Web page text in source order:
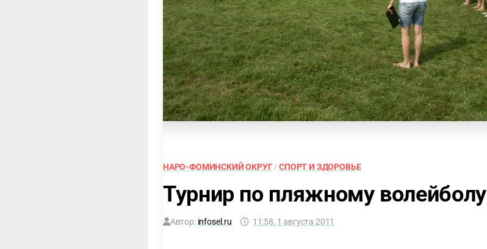
НАРО-ФОМИНСКИЙ ОКРУГ/СПОРТ И ЗДОРОВЬЕ
Турнир по пляжному волейболу
Автор: infosel.ru 11:58, 1 августа 2011